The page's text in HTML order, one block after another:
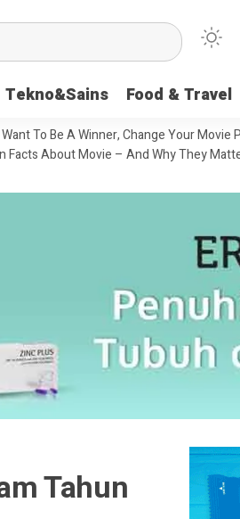
Tekno&Sains Food & Travel
To Be A Winner, Change Your Movie
Facts About Movie – And Why They
Tahun